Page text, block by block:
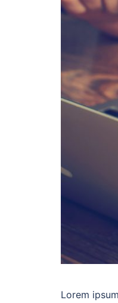
Lorem